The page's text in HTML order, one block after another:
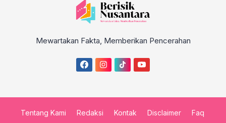
Mewartakan Fakta, Memberikan Pencerahan
Tentang Kami Redaksi Kontak Disclaimer
Faq